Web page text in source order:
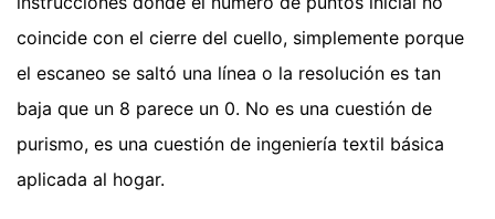
coincide con el cierre del cuello, simplemente porque
el escaneo se saltó una línea o la resolución es tan
baja que un 8 parece un 0. No es una cuestión de
purismo, es una cuestión de ingeniería textil básica
aplicada al hogar.